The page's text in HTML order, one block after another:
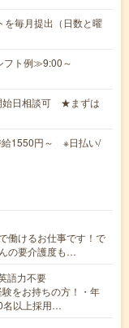
毎月提出（日数と曜
フト例≫9:00～
始日相談可 ★まずは
1550円～ ※日払い/
働けるお仕事です！で
の要介護度も…
語力不要
をお持ちの方！・年
名以上採用…